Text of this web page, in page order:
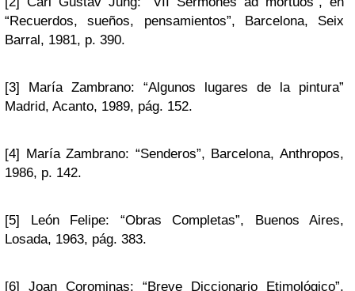
“Recuerdos, sueños, pensamientos”, Barcelona, Seix
Barral, 1981, p. 390.
[3] María Zambrano: “Algunos lugares de la pintura”
Madrid, Acanto, 1989, pág. 152.
[4] María Zambrano: “Senderos”, Barcelona, Anthropos,
1986, p. 142.
[5] León Felipe: “Obras Completas”, Buenos Aires,
Losada, 1963, pág. 383.
[6] Joan Corominas: “Breve Diccionario Etimológico”,